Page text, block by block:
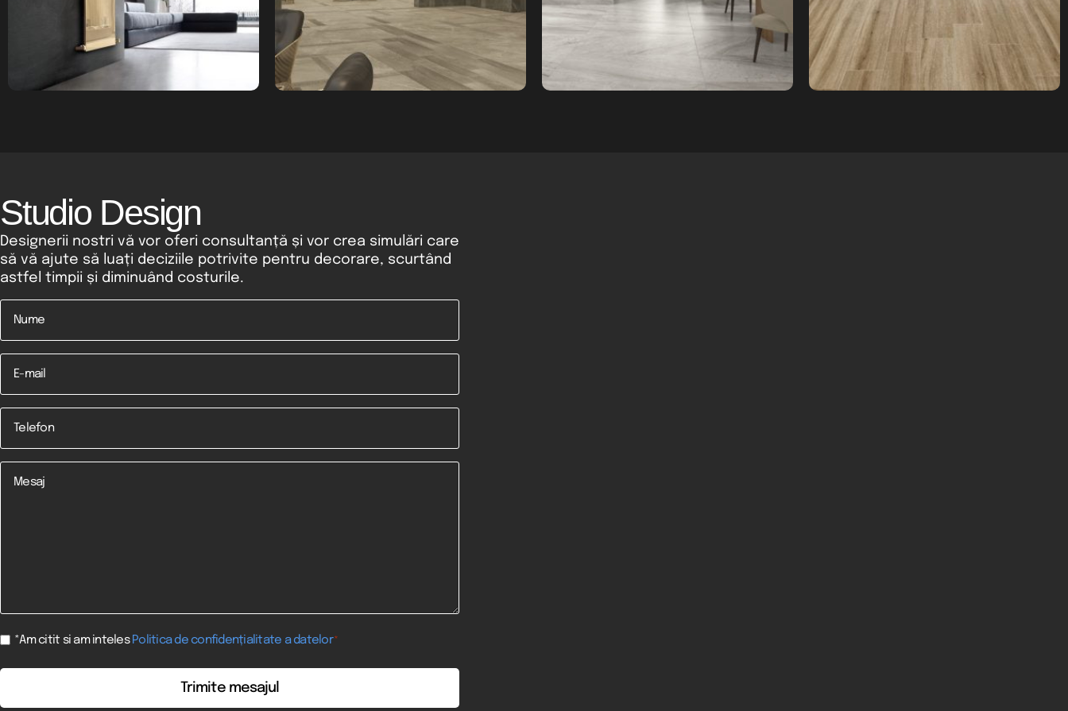
Studio Design
Designerii nostri vă vor oferi consultanță și vor crea simulări care
să vă ajute să luați deciziile potrivite pentru decorare, scurtând
astfel timpii și diminuând costurile.
Nume
Email
Telefon
Mesaj
Consent
*Am citit si am intelesPolitica de confidențialitate a datelor*